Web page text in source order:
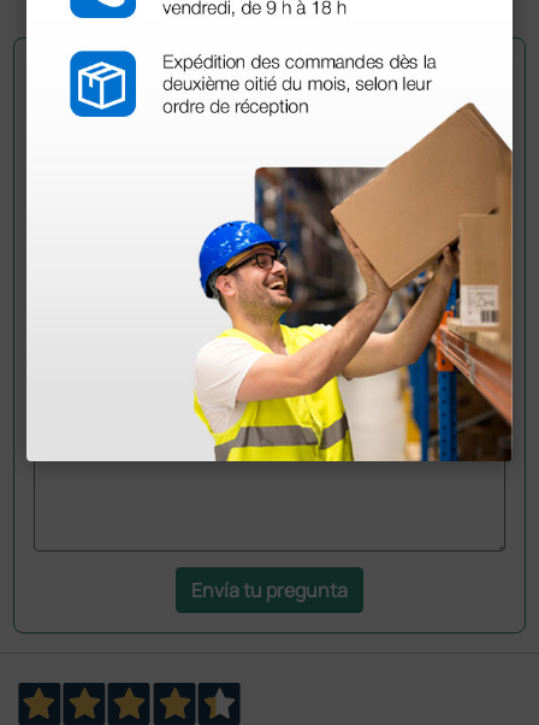
Pregúntale a un colega
¿Todavía tienes alguna duda? ¿Necesitas más
Envía ahora mismo tu pregunta a los colegas que ya
han adquirido este producto.
Envía tu pregunta